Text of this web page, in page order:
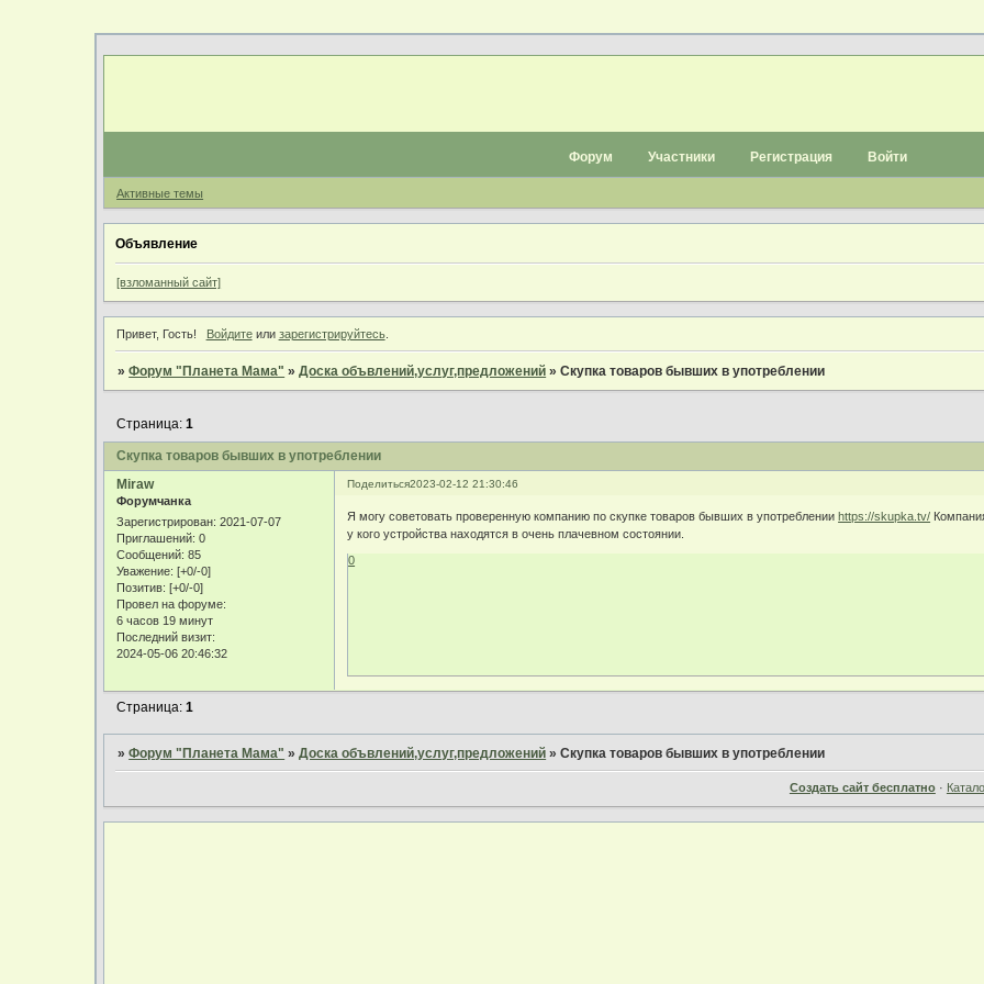
Форум Участники Регистрация Войти
Активные темы
Объявление
[взломанный сайт]
Привет, Гость! Войдитеили зарегистрируйтесь.
»Форум "Планета Мама" »Доска объвлений,услуг,предложений »Скупка товаров бывших в употреблении
Скупка товаров бывших в употреблении
Страница:1
Поделиться2023-02-12 21:30:46
Miraw
Форумчанка
Зарегистрирован: 2021-07-07
Приглашений: 0
Сообщений: 85
Уважение: [+0/-0]
Позитив: [+0/-0]
Провел на форуме:
6 часов 19 минут
Последний визит:
2024-05-06 20:46:32
Я могу советовать проверенную компанию по скупке товаров бывших в употребленииhttps://skupka.tv/
у кого устройства находятся в очень плачевном состоянии.
0
Страница:1
»Форум "Планета Мама" »Доска объвлений,услуг,предложений »Скупка товаров бывших в употреблении
Создать сайт бесплатно·